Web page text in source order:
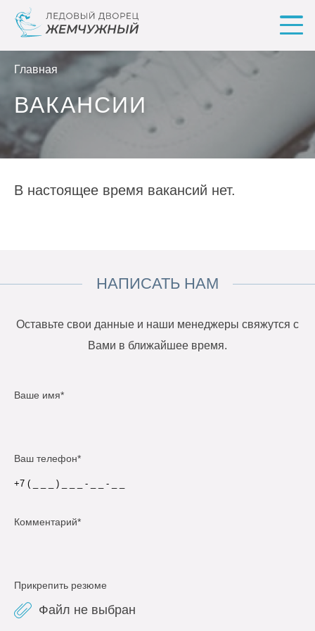
Главная
ВАКАНСИИ
В настоящее время вакансий нет.
НАПИСАТЬ НАМ
Оставьте свои данные и наши менеджеры свяжутся с
Вами в ближайшее время.
Ваше имя*
Ваш телефон*
Комментарий*
Прикрепить резюме
Файл не выбран